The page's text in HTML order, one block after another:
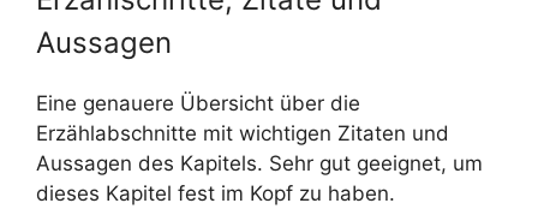
Aussagen
Eine genauere Übersicht über die
Erzählabschnitte mit wichtigen Zitaten und
Aussagen des Kapitels. Sehr gut geeignet, um
dieses Kapitel fest im Kopf zu haben.